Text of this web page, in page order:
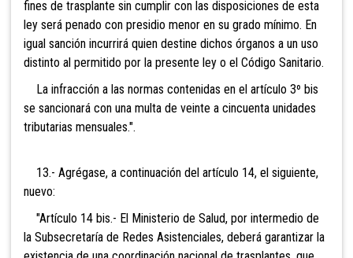
fines de trasplante sin cumplir con las disposiciones de esta
ley será penado con presidio menor en su grado mínimo. En
igual sanción incurrirá quien destine dichos órganos a un uso
distinto al permitido por la presente ley o el Código Sanitario.
La infracción a las normas contenidas en el artículo 3º bis
se sancionará con una multa de veinte a cincuenta unidades
tributarias mensuales.".
13.- Agrégase, a continuación del artículo 14, el siguiente,
nuevo:
"Artículo 14 bis.- El Ministerio de Salud, por intermedio de
la Subsecretaría de Redes Asistenciales, deberá garantizar la